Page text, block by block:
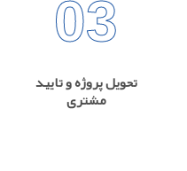
تحویل پروژه و تایید
مشتری